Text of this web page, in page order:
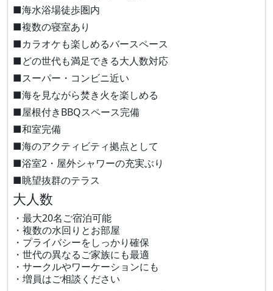
■海水浴場徒歩圏内
■複数の寝室あり
■カラオケも楽しめるバースペース
■どの世代も満足できる大人数対応
■スーパー・コンビニ近い
■海を見ながら焚き火を楽しめる
■屋根付きBBQスペース完備
■和室完備
■海のアクティビティ拠点として
■浴室2・屋外シャワーの充実ぶり
■眺望抜群のテラス
大人数
・最大20名ご宿泊可能
・複数の水回りとお部屋
・プライバシーをしっかり確保
・世代の異なるご家族にも最適
・サークルやワーケーションにも
・増員はご相談ください